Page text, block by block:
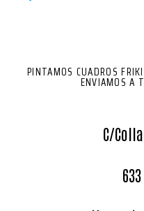
PINTAMOS CUADROS
ENVIAMOS A
C/